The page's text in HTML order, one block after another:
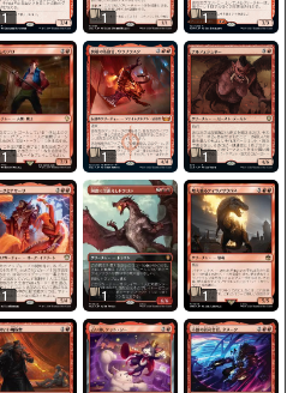
1 1 1
1 1 1
1 1 1